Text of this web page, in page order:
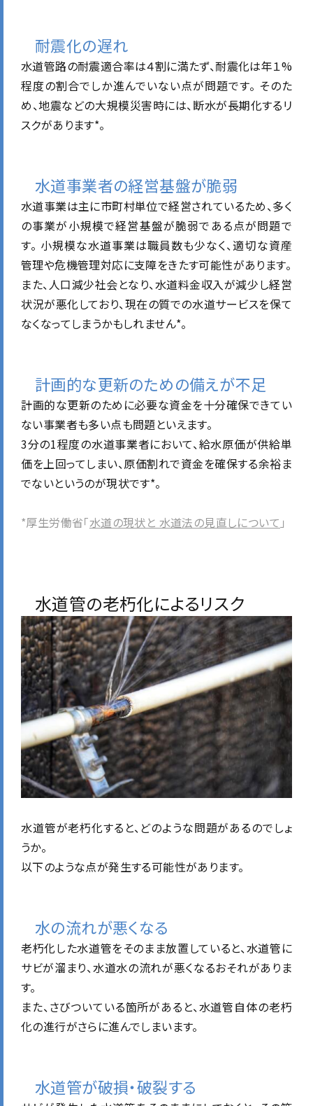
耐震化の遅れ
水道管路の耐震適合率は４割に満たず、耐震化は年１%
程度の割合でしか進んでいない点が問題です。 そのた
め、地震などの大規模災害時には、断水が長期化するリ
スクがあります*。
水道事業者の経営基盤が脆弱
水道事業は主に市町村単位で経営されているため、多く
の事業が小規模で経営基盤が脆弱である点が問題で
す。 小規模な水道事業は職員数も少なく、適切な資産
管理や危機管理対応に支障をきたす可能性があります。
また、人口減少社会となり、水道料金収入が減少し経営
状況が悪化しており、現在の質での水道サービスを保て
なくなってしまうかもしれません*。
計画的な更新のための備えが不足
計画的な更新のために必要な資金を十分確保できてい
ない事業者も多い点も問題といえます。
3分の1程度の水道事業者において、給水原価が供給単
価を上回ってしまい、原価割れで資金を確保する余裕ま
でないというのが現状です*。
*厚生労働省「水道の現状と 水道法の見直しについて 」
水道管の老朽化によるリスク
水道管が老朽化すると、どのような問題があるのでしょ
うか。
以下のような点が発生する可能性があります。
水の流れが悪くなる
老朽化した水道管をそのまま放置していると、水道管に
サビが溜まり、水道水の流れが悪くなるおそれがありま
す。
また、さびついている箇所があると、水道管自体の老朽
化の進行がさらに進んでしまいます。
水道管が破損・破裂する